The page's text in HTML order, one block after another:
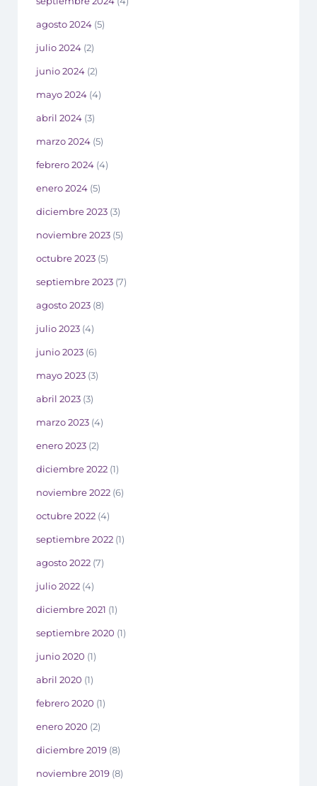
agosto 2024 (5)
julio 2024 (2)
junio 2024 (2)
mayo 2024 (4)
abril 2024 (3)
marzo 2024 (5)
febrero 2024 (4)
enero 2024 (5)
diciembre 2023 (3)
noviembre 2023 (5)
octubre 2023 (5)
septiembre 2023 (7)
agosto 2023 (8)
julio 2023 (4)
junio 2023 (6)
mayo 2023 (3)
abril 2023 (3)
marzo 2023 (4)
enero 2023 (2)
diciembre 2022 (1)
noviembre 2022 (6)
octubre 2022 (4)
septiembre 2022 (1)
agosto 2022 (7)
julio 2022 (4)
diciembre 2021 (1)
septiembre 2020 (1)
junio 2020 (1)
abril 2020 (1)
febrero 2020 (1)
enero 2020 (2)
diciembre 2019 (8)
noviembre 2019 (8)